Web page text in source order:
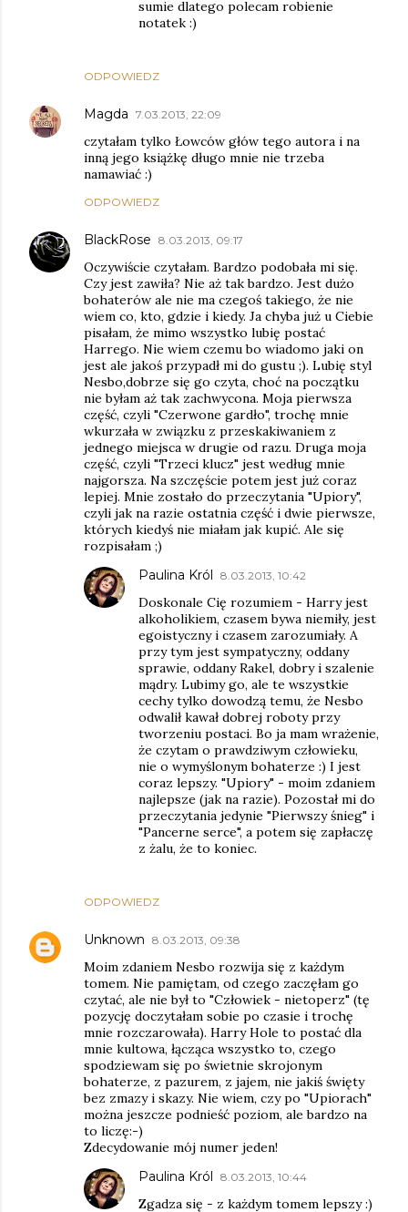
ODPOWIEDZ
sumie dlatego polecam robienie
notatek :)
Magda 7.03.2013, 22:09
czytałam tylko Łowców głów tego autora i na
inną jego książkę długo mnie nie trzeba
namawiać :)
ODPOWIEDZ
BlackRose 8.03.2013, 09:17
Oczywiście czytałam. Bardzo podobała mi się.
Czy jest zawiła? Nie aż tak bardzo. Jest dużo
bohaterów ale nie ma czegoś takiego, że nie
wiem co, kto, gdzie i kiedy. Ja chyba już u Ciebie
pisałam, że mimo wszystko lubię postać
Harrego. Nie wiem czemu bo wiadomo jaki on
jest ale jakoś przypadł mi do gustu ;). Lubię styl
Nesbo,dobrze się go czyta, choć na początku
nie byłam aż tak zachwycona. Moja pierwsza
część, czyli "Czerwone gardło", trochę mnie
wkurzała w związku z przeskakiwaniem z
jednego miejsca w drugie od razu. Druga moja
część, czyli "Trzeci klucz" jest według mnie
najgorsza. Na szczęście potem jest już coraz
lepiej. Mnie zostało do przeczytania "Upiory",
czyli jak na razie ostatnia część i dwie pierwsze,
których kiedyś nie miałam jak kupić. Ale się
rozpisałam ;)
ODPOWIEDZ
Paulina Król 8.03.2013, 10:42
Doskonale Cię rozumiem - Harry jest
alkoholikiem, czasem bywa niemiły, jest
egoistyczny i czasem zarozumiały. A
przy tym jest sympatyczny, oddany
sprawie, oddany Rakel, dobry i szalenie
mądry. Lubimy go, ale te wszystkie
cechy tylko dowodzą temu, że Nesbo
odwalił kawał dobrej roboty przy
tworzeniu postaci. Bo ja mam wrażenie,
że czytam o prawdziwym człowieku,
nie o wymyślonym bohaterze :) I jest
coraz lepszy. "Upiory" - moim zdaniem
najlepsze (jak na razie). Pozostał mi do
przeczytania jedynie "Pierwszy śnieg" i
"Pancerne serce", a potem się zapłaczę
z żalu, że to koniec.
Unknown 8.03.2013, 09:38
Moim zdaniem Nesbo rozwija się z każdym
tomem. Nie pamiętam, od czego zaczęłam go
czytać, ale nie był to "Człowiek - nietoperz" (tę
pozycję doczytałam sobie po czasie i trochę
mnie rozczarowała). Harry Hole to postać dla
mnie kultowa, łącząca wszystko to, czego
spodziewam się po świetnie skrojonym
bohaterze, z pazurem, z jajem, nie jakiś święty
bez zmazy i skazy. Nie wiem, czy po "Upiorach"
można jeszcze podnieść poziom, ale bardzo na
to liczę:-)
Zdecydowanie mój numer jeden!
Paulina Król 8.03.2013, 10:44
Zgadza się - z każdym tomem lepszy :)